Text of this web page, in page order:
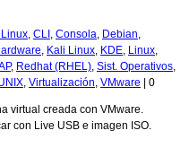
, CLI , Consola, Debian,
, Kali Linux, KDE, Linux,
, Redhat (RHEL), Sist. Operativos,
, Virtualización, VMware 0
virtual creada con VMware.
con Live USB e imagen ISO.